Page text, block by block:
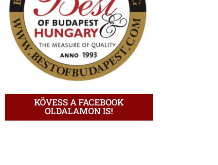
KÖVESS A FACEBOOK
OLDALAMON IS!